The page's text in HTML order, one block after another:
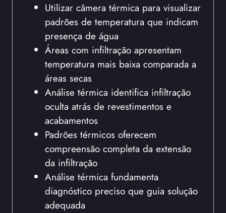
Utilizar câmera térmica para visualizar
padrões de temperatura que indicam
presença de água
Áreas com infiltração apresentam
temperatura mais baixa comparada a
áreas secas
Análise térmica identifica infiltração
oculta atrás de revestimentos e
acabamentos
Padrões térmicos oferecem
compreensão completa da extensão
da infiltração
Análise térmica fundamenta
diagnóstico preciso que guia solução
adequada